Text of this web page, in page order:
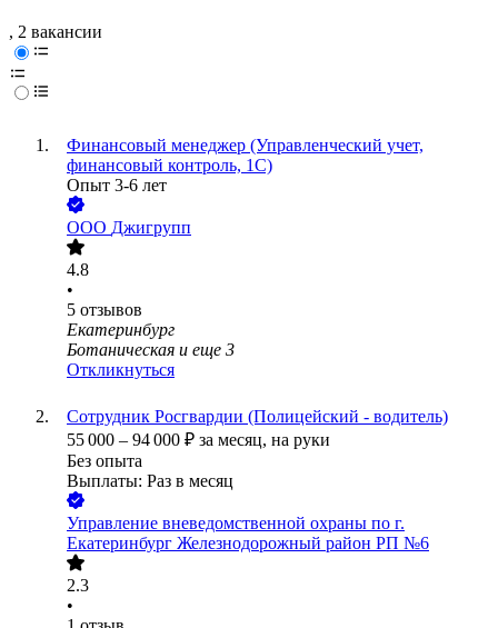
, 2 вакансии
Финансовый менеджер (Управленческий учет,
финансовый контроль, 1С)
Опыт 3-6 лет
ООО Джигрупп
4.8
•
5 отзывов
Екатеринбург
Ботаническая и еще 3
Откликнуться
Сотрудник Росгвардии (Полицейский - водитель)
55 000 – 94 000 ₽ за месяц, на руки
Без опыта
Выплаты: Раз в месяц
Управление вневедомственной охраны по г.
Екатеринбург Железнодорожный район РП №6
2.3
•